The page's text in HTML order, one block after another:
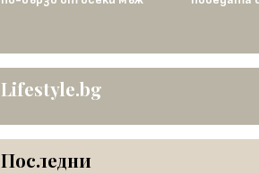
Lifestyle.bg
Последни